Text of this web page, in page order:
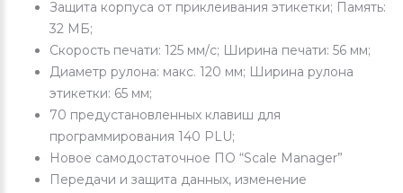
Защита корпуса от приклеивания этикетки; Память:
32 МБ;
Скорость печати: 125 мм/с; Ширина печати: 56 мм;
Диаметр рулона: макс. 120 мм; Ширина рулона
этикетки: 65 мм;
70 предустановленных клавиш для
программирования 140 PLU;
Новое самодостаточное ПО “Scale Manager”
Передачи и защита данных, изменение